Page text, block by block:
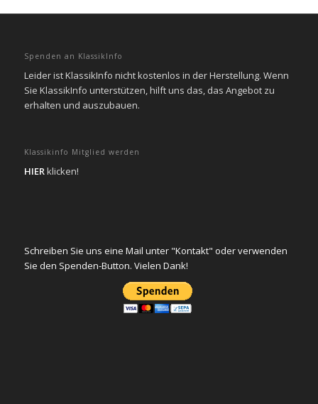
Spenden an KlassikInfo
Leider ist KlassikInfo nicht kostenlos in der Herstellung. Wenn
Sie KlassikInfo unterstützen, hilft uns das, das Angebot zu
erhalten und auszubauen.
Klassikinfo Mitglied werden
HIERklicken!
Schreiben Sie uns eine Mail unter "Kontakt" oder verwenden
Sie den Spenden-Button. Vielen Dank!